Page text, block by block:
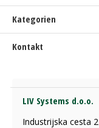
Kategorien
Kontakt
LIV Systems d.o.o.
Industrijska cesta 2